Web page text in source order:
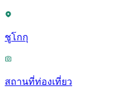
ชูโกกุ
สถานที่ท่องเที่ยว